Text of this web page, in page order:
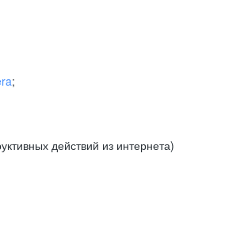
;
действий из интернета)